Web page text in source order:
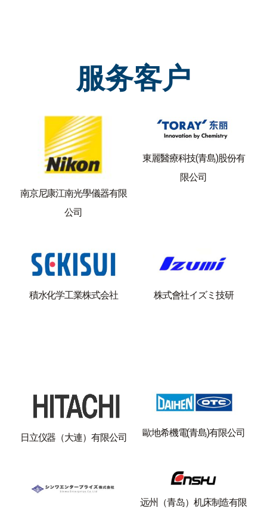
服务客户
南京尼康江南光學儀器有限
公司
東麗醫療科技(青島)股份有
限公司
積水化学工業株式会社 株式會社イズミ技研
日立仪器（大連）有限公司 歐地希機電(青島)有限公司
远州（青岛）机床制造有限